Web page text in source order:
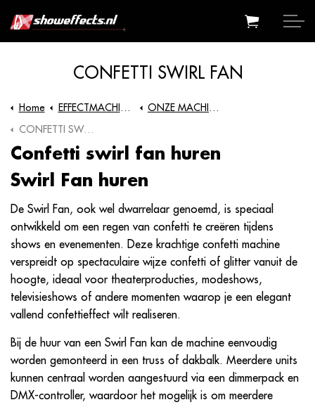
CONFETTI SWIRL FAN
Home EFFECTMACHINES ONZE MACHINES
CONFETTI SWIRL FAN
Confetti swirl fan huren
Swirl Fan huren
De Swirl Fan, ook wel dwarrelaar genoemd, is speciaal
ontwikkeld om een regen van confetti te creëren tijdens
shows en evenementen. Deze krachtige confetti machine
verspreidt op spectaculaire wijze confetti of glitter vanuit de
hoogte, ideaal voor theaterproducties, modeshows,
televisieshows of andere momenten waarop je een elegant
vallend confettieffect wilt realiseren.
Bij de huur van een Swirl Fan kan de machine eenvoudig
worden gemonteerd in een truss of dakbalk. Meerdere units
kunnen centraal worden aangestuurd via een dimmerpack en
DMX-controller, waardoor het mogelijk is om meerdere